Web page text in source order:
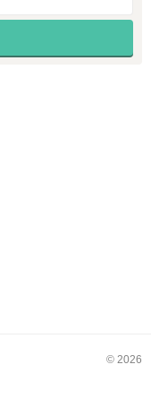
© 2026